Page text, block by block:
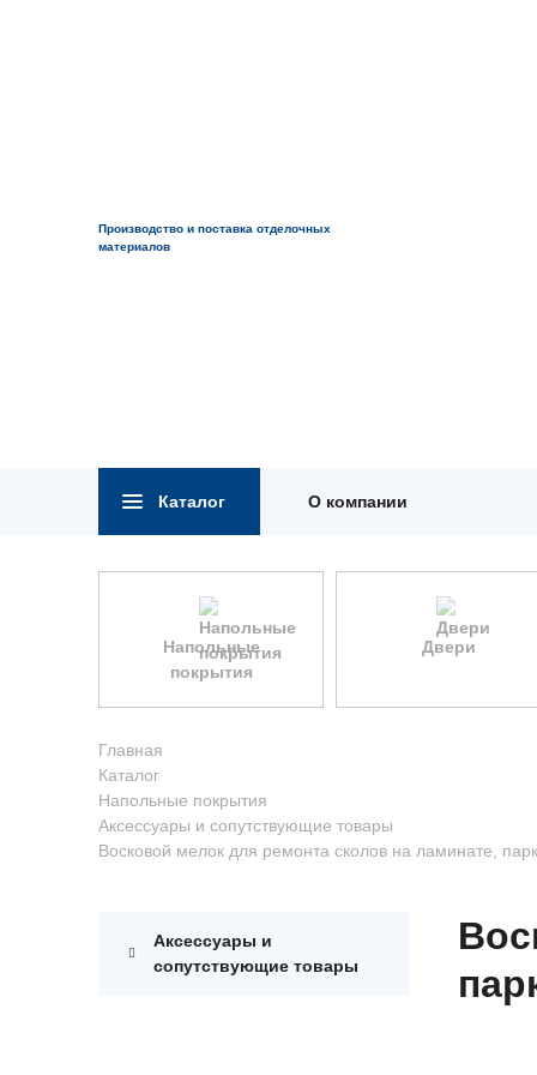
Производство и поставка отделочных
материалов
Каталог О компании
Напольные
покрытия
Двери
Главная
Каталог
Напольные покрытия
Аксессуары и сопутствующие товары
Восковой мелок для ремонта сколов на ламинате,
Аксессуары и
сопутствующие товары